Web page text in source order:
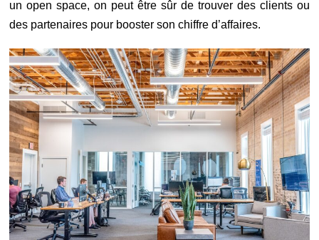
un open space, on peut être sûr de trouver des clients ou
des partenaires pour booster son chiffre d’affaires.